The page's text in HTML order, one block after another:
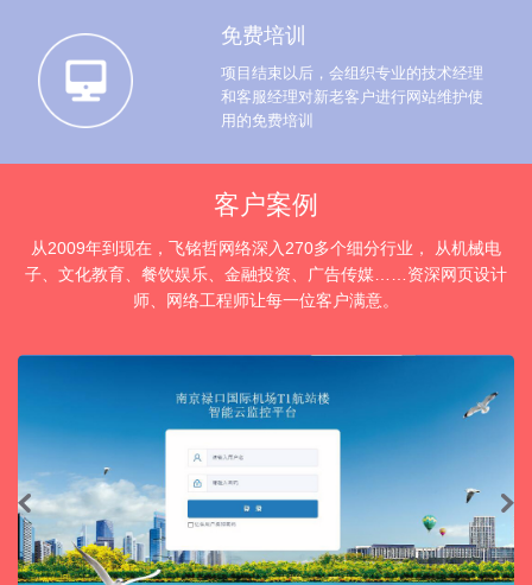
免费培训
项目结束以后，会组织专业的技术经理
和客服经理对新老客户进行网站维护使
用的免费培训
客户案例
从2009年到现在，飞铭哲网络深入270多个细分行业， 从机械电
子、文化教育、餐饮娱乐、金融投资、广告传媒……资深网页设计
师、网络工程师让每一位客户满意。